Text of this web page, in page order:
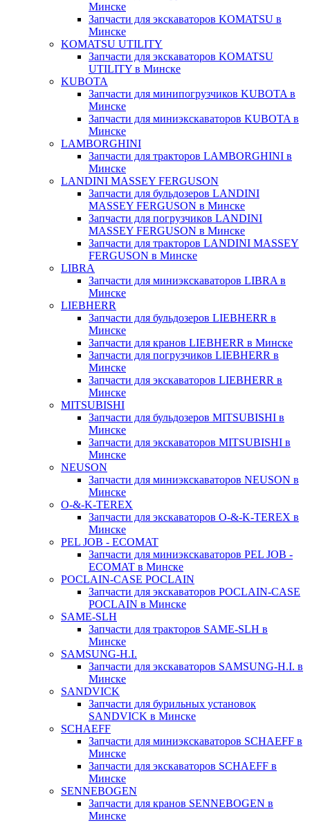
Минске
Запчасти для экскаваторов KOMATSU в
Минске
KOMATSU UTILITY
Запчасти для экскаваторов KOMATSU
UTILITY в Минске
KUBOTA
Запчасти для минипогрузчиков KUBOTA в
Минске
Запчасти для миниэкскаваторов KUBOTA в
Минске
LAMBORGHINI
Запчасти для тракторов LAMBORGHINI в
Минске
LANDINI MASSEY FERGUSON
Запчасти для бульдозеров LANDINI
MASSEY FERGUSON в Минске
Запчасти для погрузчиков LANDINI
MASSEY FERGUSON в Минске
Запчасти для тракторов LANDINI MASSEY
FERGUSON в Минске
LIBRA
Запчасти для миниэкскаваторов LIBRA в
Минске
LIEBHERR
Запчасти для бульдозеров LIEBHERR в
Минске
Запчасти для кранов LIEBHERR в Минске
Запчасти для погрузчиков LIEBHERR в
Минске
Запчасти для экскаваторов LIEBHERR в
Минске
MITSUBISHI
Запчасти для бульдозеров MITSUBISHI в
Минске
Запчасти для экскаваторов MITSUBISHI в
Минске
NEUSON
Запчасти для миниэкскаваторов NEUSON в
Минске
O-&-K-TEREX
Запчасти для экскаваторов O-&-K-TEREX в
Минске
PEL JOB - ECOMAT
Запчасти для миниэкскаваторов PEL JOB -
ECOMAT в Минске
POCLAIN-CASE POCLAIN
Запчасти для экскаваторов POCLAIN-CASE
POCLAIN в Минске
SAME-SLH
Запчасти для тракторов SAME-SLH в
Минске
SAMSUNG-H.I.
Запчасти для экскаваторов SAMSUNG-H.I. в
Минске
SANDVICK
Запчасти для бурильных установок
SANDVICK в Минске
SCHAEFF
Запчасти для миниэкскаваторов SCHAEFF в
Минске
Запчасти для экскаваторов SCHAEFF в
Минске
SENNEBOGEN
Запчасти для кранов SENNEBOGEN в
Минске